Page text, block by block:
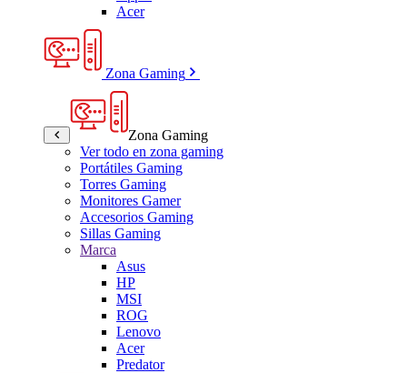
Acer
Zona Gaming
Zona Gaming
Ver todo en zona gaming
Portátiles Gaming
Torres Gaming
Monitores Gamer
Accesorios Gaming
Sillas Gaming
Marca
Asus
HP
MSI
ROG
Lenovo
Acer
Predator